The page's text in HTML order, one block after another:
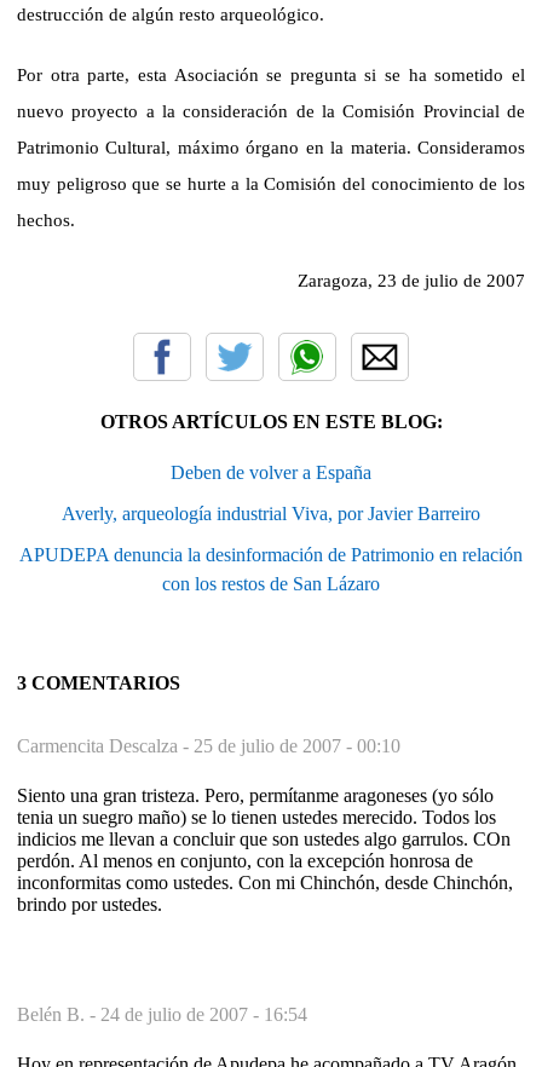
destrucción de algún resto arqueológico.
Por otra parte, esta Asociación se pregunta si se ha sometido el
nuevo proyecto a la consideración de la Comisión Provincial de
Patrimonio Cultural, máximo órgano en la materia. Consideramos
muy peligroso que se hurte a la Comisión del conocimiento de los
hechos.
Zaragoza, 23 de julio de 2007
OTROS ARTÍCULOS EN ESTE BLOG:
Deben de volver a España
Averly, arqueología industrial Viva, por Javier Barreiro
APUDEPA denuncia la desinformación de Patrimonio en relación
con los restos de San Lázaro
3 COMENTARIOS
Carmencita Descalza - 25 de julio de 2007 - 00:10
Siento una gran tristeza. Pero, permítanme aragoneses (yo sólo
tenia un suegro maño) se lo tienen ustedes merecido. Todos los
indicios me llevan a concluir que son ustedes algo garrulos. COn
perdón. Al menos en conjunto, con la excepción honrosa de
inconformitas como ustedes. Con mi Chinchón, desde Chinchón,
brindo por ustedes.
Belén B. - 24 de julio de 2007 - 16:54